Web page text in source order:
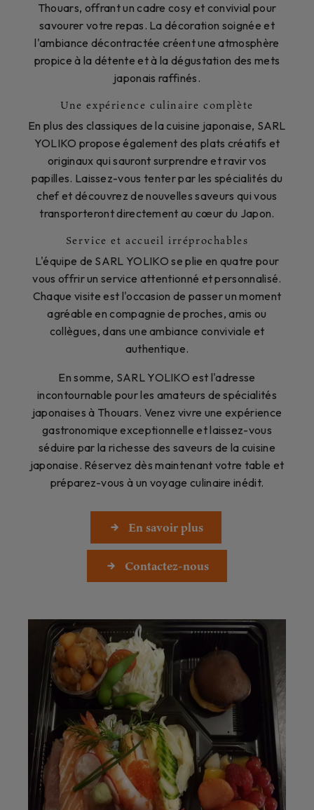
Thouars, offrant un cadre cosy et convivial pour
savourer votre repas. La décoration soignée et
l'ambiance décontractée créent une atmosphère
propice à la détente et à la dégustation des mets
japonais raffinés.
Une expérience culinaire complète
En plus des classiques de la cuisine japonaise, SARL
YOLIKO propose également des plats créatifs et
originaux qui sauront surprendre et ravir vos
papilles. Laissez-vous tenter par les spécialités du
chef et découvrez de nouvelles saveurs qui vous
transporteront directement au cœur du Japon.
Service et accueil irréprochables
L'équipe de SARL YOLIKO se plie en quatre pour
vous offrir un service attentionné et personnalisé.
Chaque visite est l'occasion de passer un moment
agréable en compagnie de proches, amis ou
collègues, dans une ambiance conviviale et
authentique.
En somme, SARL YOLIKO est l'adresse
incontournable pour les amateurs de spécialités
japonaises à Thouars. Venez vivre une expérience
gastronomique exceptionnelle et laissez-vous
séduire par la richesse des saveurs de la cuisine
japonaise. Réservez dès maintenant votre table et
préparez-vous à un voyage culinaire inédit.
En savoir plus
Contactez-nous